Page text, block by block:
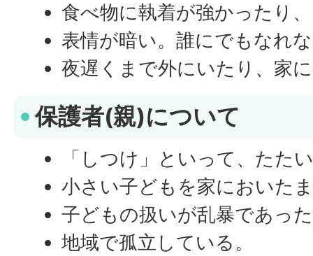
食べ物に執着が強かったり
表情が暗い。誰にでもなれ
夜遅くまで外にいたり、家
保護者(親)について
「しつけ」といって、たた
小さい子どもを家においた
子どもの扱いが乱暴であっ
地域で孤立している。